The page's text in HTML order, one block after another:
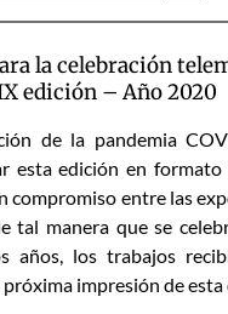
la celebración
edición – Año 2020
de la pandemia
esta edición en formato
compromiso entre las
tal manera que se
años, los trabajos
impresión de esta